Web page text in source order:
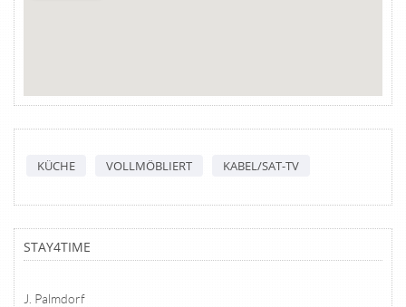
KÜCHE VOLLMÖBLIERT KABEL/SAT-TV
STAY4TIME
J. Palmdorf